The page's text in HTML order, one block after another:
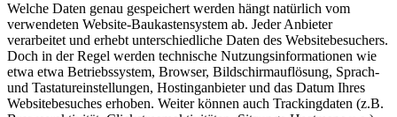
Welche Daten genau gespeichert werden hängt natürlich vom
verwendeten Website-Baukastensystem ab. Jeder Anbieter
verarbeitet und erhebt unterschiedliche Daten des Websitebesuchers.
Doch in der Regel werden technische Nutzungsinformationen wie
etwa etwa Betriebssystem, Browser, Bildschirmauflösung, Sprach-
und Tastatureinstellungen, Hostinganbieter und das Datum Ihres
Websitebesuches erhoben. Weiter können auch Trackingdaten (z.B.